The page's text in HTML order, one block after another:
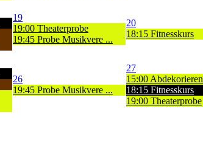
19
19:00 Theaterprobe
19:45 Probe Musikvere ...
20
18:15 Fitnesskurs
26
19:45 Probe Musikvere ...
27
15:00 Abdekorieren
18:15 Fitnesskurs
19:00 Theaterprobe